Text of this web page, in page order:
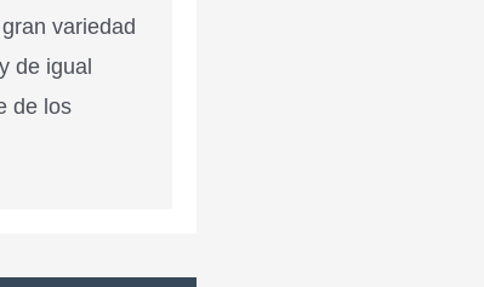
variedad
de igual
de los